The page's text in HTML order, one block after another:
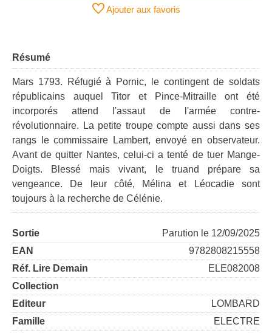
Ajouter aux favoris
Résumé
Mars 1793. Réfugié à Pornic, le contingent de soldats
républicains auquel Titor et Pince-Mitraille ont été
incorporés attend l'assaut de l'armée contre-
révolutionnaire. La petite troupe compte aussi dans ses
rangs le commissaire Lambert, envoyé en observateur.
Avant de quitter Nantes, celui-ci a tenté de tuer Mange-
Doigts. Blessé mais vivant, le truand prépare sa
vengeance. De leur côté, Mélina et Léocadie sont
toujours à la recherche de Célénie.
Sortie
Parution le 12/09/2025
EAN
9782808215558
Réf. Lire Demain
ELE082008
Collection
Editeur
LOMBARD
Famille
ELECTRE